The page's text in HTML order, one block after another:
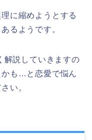
に縮めようとする
るようです。
解説していきますの
かも…と恋愛で悩ん
い。